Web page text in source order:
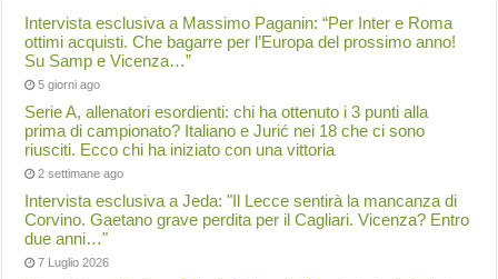
Intervista esclusiva a Massimo Paganin: “Per Inter e Roma
ottimi acquisti. Che bagarre per l’Europa del prossimo anno!
Su Samp e Vicenza…”
5 giorni ago
Serie A, allenatori esordienti: chi ha ottenuto i 3 punti alla
prima di campionato? Italiano e Jurić nei 18 che ci sono
riusciti. Ecco chi ha iniziato con una vittoria
2 settimane ago
Intervista esclusiva a Jeda: "Il Lecce sentirà la mancanza di
Corvino. Gaetano grave perdita per il Cagliari. Vicenza? Entro
due anni…"
7 Luglio 2026